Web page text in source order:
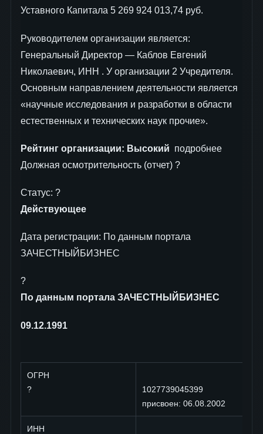
Уставного Капитала 5 269 924 013,74 руб.
Руководителем организации является:
Генеральный Директор — Каблов Евгений
Николаевич, ИНН . У организации 2 Учредителя.
Основным направлением деятельности является
«научные исследования и разработки в области
естественных и технических наук прочие».
Рейтинг организации: Высокий подробнее
Должная осмотрительность (отчет) ?
Статус: ?
Действующее
Дата регистрации: По данным портала
ЗАЧЕСТНЫЙБИЗНЕС
?
По данным портала ЗАЧЕСТНЫЙБИЗНЕС
09.12.1991
ОГРН
?
1027739045399
присвоен: 06.08.2002
ИНН